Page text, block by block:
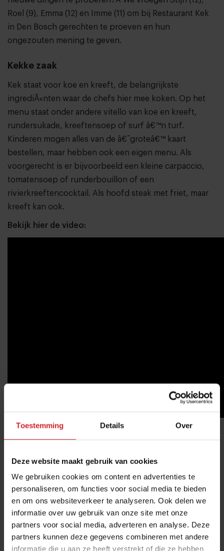
Toestemming Details Over
Deze website maakt gebruik van cookies
We gebruiken cookies om content en advertenties te
personaliseren, om functies voor social media te bieden
en om ons websiteverkeer te analyseren. Ook delen we
informatie over uw gebruik van onze site met onze
partners voor social media, adverteren en analyse. Deze
partners kunnen deze gegevens combineren met andere
informatie die u aan ze heeft verstrekt of die ze hebben
Roel (9), Emma (12) en Imme (11) om bij Restaurant Kek
in Den Bosch gerechten te proeven en hun
ongezouten mening te geven.
Kekke zaak
Kek staat voor koe en kreeft, de belangrijkste
ingrediÃ«nten waar de chefs hier mee koken. Op het
menu staat onder andere vitello van koe en kreeft,
rundersukade, kreeftensoep of surf â€™n turf.
Kinderen mogen alles van de â€˜groteâ€™ kaart
bestellen, maar hebben ook een eigen menu. Als
voorgerecht is er bijvoorbeeld een kleine carpaccio,
tomatensoep of runderbouillon of een
rivierkreeftencocktail. Als hoofd steak met friet, maar
kreeft kan ook.
Bekijk hier de video:
Deel artikel
Meld je gratis aan voor het Food Inspiration
Ja, ik wil graag eens per maand het digitale magazine